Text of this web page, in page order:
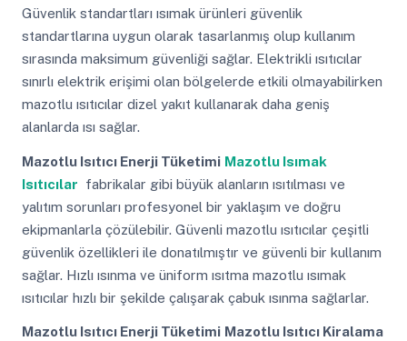
Güvenlik standartları ısımak ürünleri güvenlik
standartlarına uygun olarak tasarlanmış olup kullanım
sırasında maksimum güvenliği sağlar. Elektrikli ısıtıcılar
sınırlı elektrik erişimi olan bölgelerde etkili olmayabilirken
mazotlu ısıtıcılar dizel yakıt kullanarak daha geniş
alanlarda ısı sağlar.
Mazotlu Isıtıcı Enerji Tüketimi Mazotlu Isımak
Isıtıcılar fabrikalar gibi büyük alanların ısıtılması ve
yalıtım sorunları profesyonel bir yaklaşım ve doğru
ekipmanlarla çözülebilir. Güvenli mazotlu ısıtıcılar çeşitli
güvenlik özellikleri ile donatılmıştır ve güvenli bir kullanım
sağlar. Hızlı ısınma ve üniform ısıtma mazotlu ısımak
ısıtıcılar hızlı bir şekilde çalışarak çabuk ısınma sağlarlar.
Mazotlu Isıtıcı Enerji Tüketimi Mazotlu Isıtıcı Kiralama